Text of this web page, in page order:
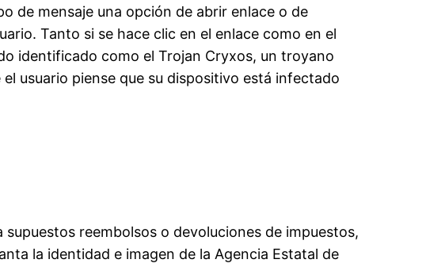
de mensaje una opción de abrir enlace o de
Tanto si se hace clic en el enlace como en el
identificado como el Trojan Cryxos, un troyano
usuario piense que su dispositivo está infectado
supuestos reembolsos o devoluciones de impuestos,
la identidad e imagen de la Agencia Estatal de